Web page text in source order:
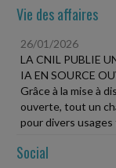
Vie des affaires
26/01/2026
LA CNIL PUBLIE
IA EN SOURCE
Grâce à la mise à
ouverte, tout un
pour divers
Social